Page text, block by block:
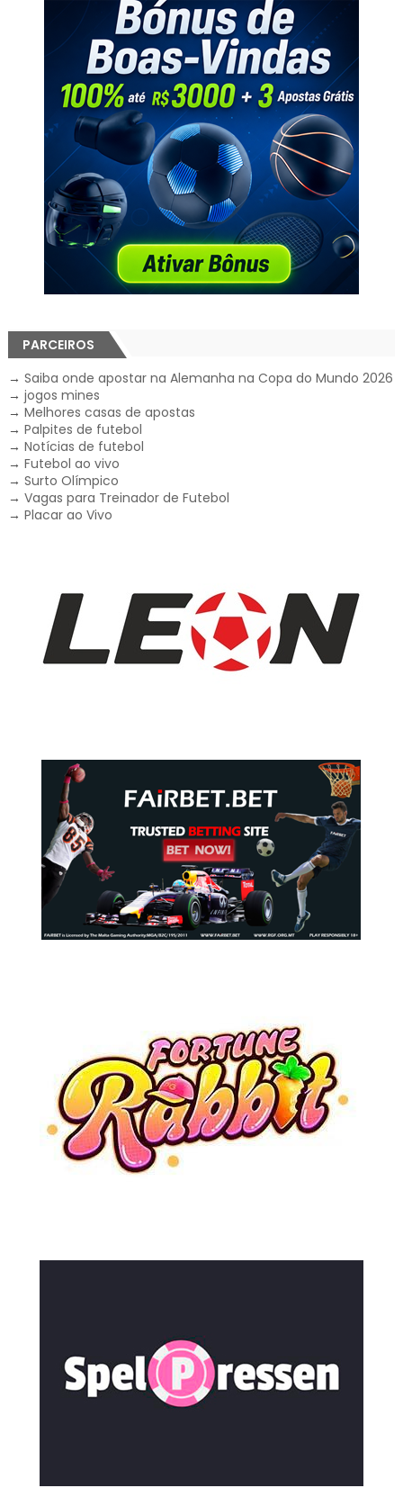
PARCEIROS
→ Saiba onde apostar na Alemanha na Copa do Mundo 2026
→ jogos mines
→ Melhores casas de apostas
→ Palpites de futebol
→ Notícias de futebol
→ Futebol ao vivo
→ Surto Olímpico
→ Vagas para Treinador de Futebol
→ Placar ao Vivo